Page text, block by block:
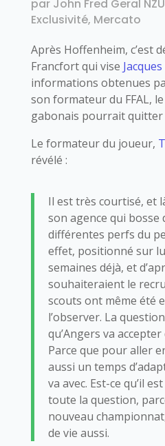
par John Fred Geral
Exclusivité, Mercato
Après Hoffenheim, c’est
Francfort qui vise
informations obtenues
son formateur du FFAL,
gabonais pourrait quitter
Le formateur du joueur,
révélé :
Il est très courtisé, et
son agence qui
différentes perfs du
effet, positionné sur
semaines déjà, et
souhaiteraient le
scouts ont même été
l’observer. La
qu’Angers va
Parce que pour aller
aussi un temps
va avec. Est-ce qu’il
toute la question,
nouveau
de vie aussi.